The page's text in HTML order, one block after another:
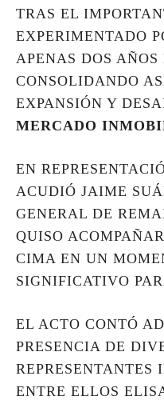
TRAS EL
EXPERIMENTADO
APENAS DOS
CONSOLIDANDO
EXPANSIÓN Y
MERCADO
EN
ACUDIÓ JAIME
GENERAL DE
QUISO
CIMA EN UN
SIGNIFICATIVO
EL ACTO CONTÓ
PRESENCIA DE
REPRESENTANTES
ENTRE ELLOS